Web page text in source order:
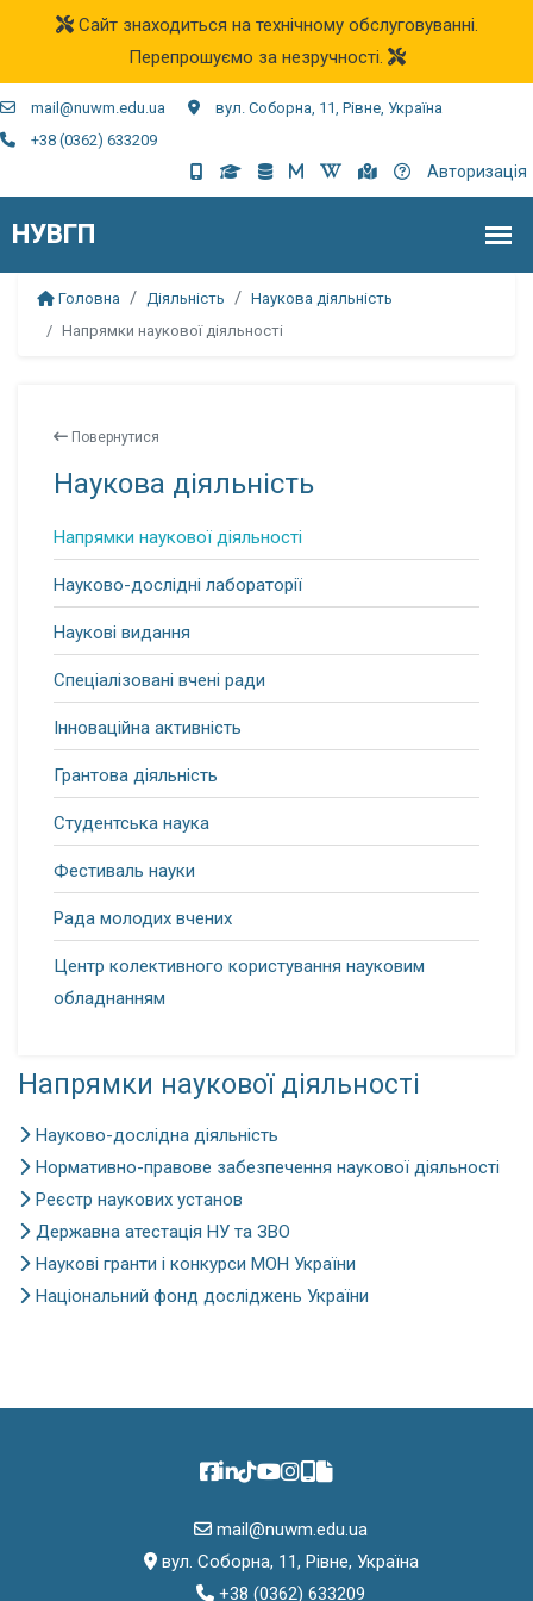
Сайт знаходиться на технічному обслуговуванні.
Перепрошуємо за незручності.
mail@nuwm.edu.ua
вул. Соборна, 11, Рівне, Україна
+38 (0362) 633209
Авторизація
Головна Діяльність
Наукова діяльність
Напрямки наукової діяльності
Повернутися
Наукова діяльність
Напрямки наукової діяльності
Науково-дослідні лабораторії
Наукові видання
Спеціалізовані вчені ради
Інноваційна активність
Грантова діяльність
Студентська наука
Фестиваль науки
Рада молодих вчених
Центр колективного користування науковим
обладнанням
Напрямки наукової діяльності
Науково-дослідна діяльність
Нормативно-правове забезпечення наукової діяльності
Реєстр наукових установ
Державна атестація НУ та ЗВО
Наукові гранти і конкурси МОН України
Національний фонд досліджень України
mail@nuwm.edu.ua
вул. Соборна, 11, Рівне, Україна
+38 (0362) 633209